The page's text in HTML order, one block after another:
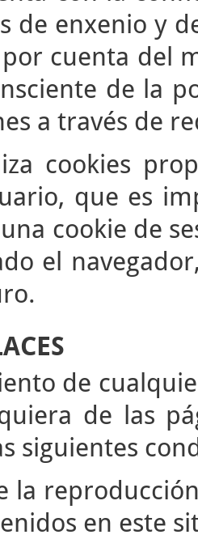
de enxenio y
cuenta del
de la
a través de
cookies
que es
cookie de
el
de
de las
siguientes
la
en este